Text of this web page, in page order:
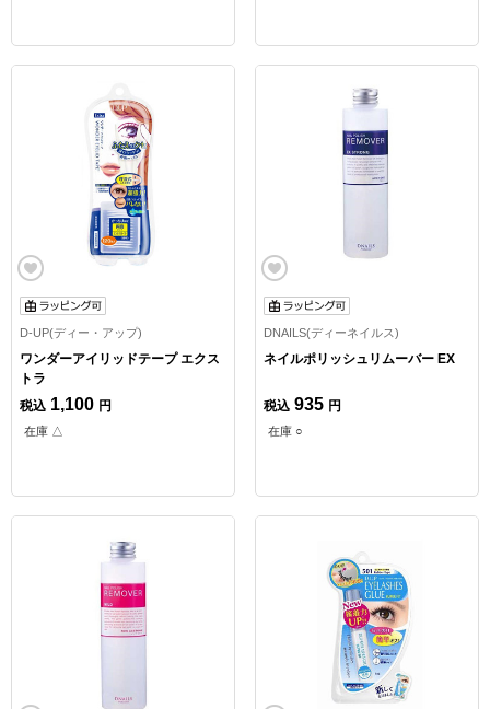
D-UP(ディー・アップ)
ワンダーアイリッドテープ エクス
トラ
税込 1,100 円
在庫 △
DNAILS(ディーネイルス)
ネイルポリッシュリムーバー EX
税込 935 円
在庫 ○